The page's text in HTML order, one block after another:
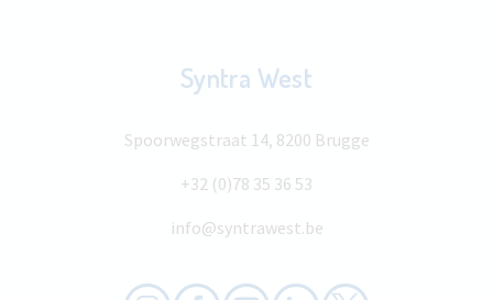
Syntra West
Spoorwegstraat 14, 8200 Brugge
+32 (0)78 35 36 53
info@syntrawest.be